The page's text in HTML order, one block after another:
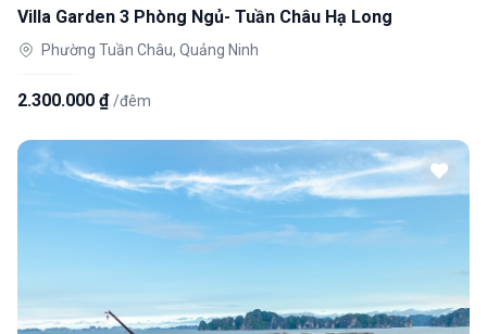
Villa Garden 3 Phòng Ngủ- Tuần Châu Hạ Long
Phường Tuần Châu, Quảng Ninh
2.300.000 ₫ /đêm